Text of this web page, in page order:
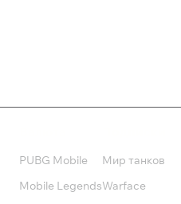
PUBG Mobile
Mobile Legends
Мир танков
Warface